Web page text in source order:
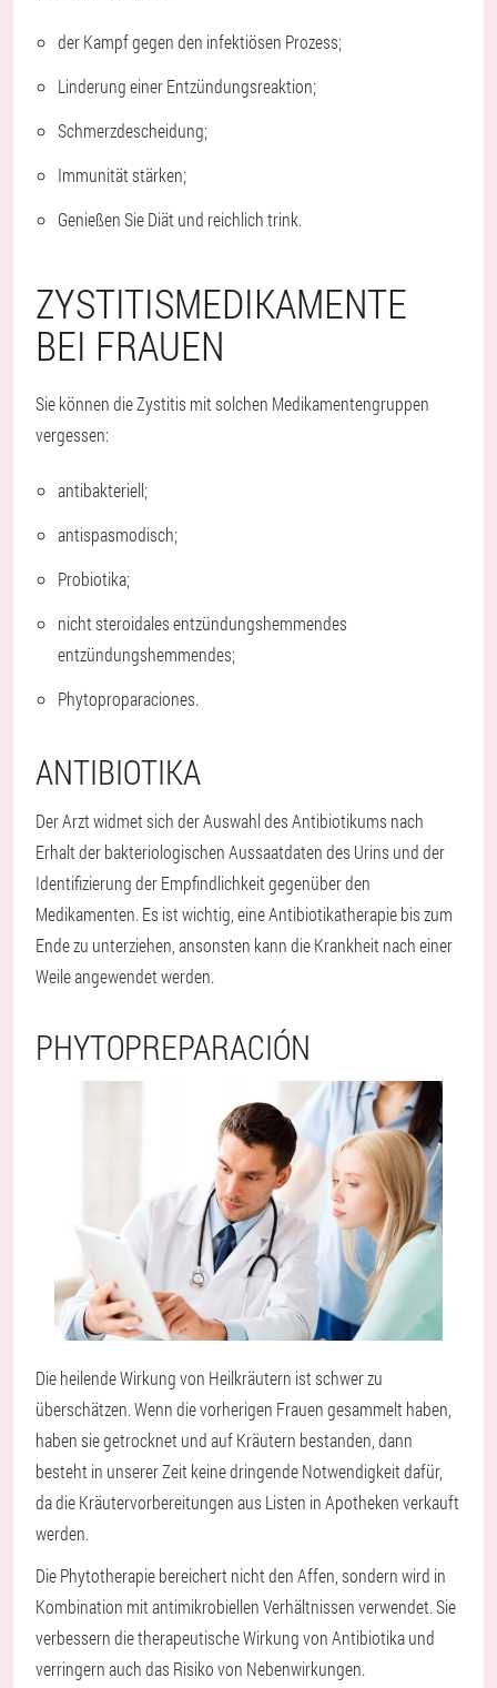
der Kampf gegen den infektiösen Prozess;
Linderung einer Entzündungsreaktion;
Schmerzdescheidung;
Immunität stärken;
Genießen Sie Diät und reichlich trink.
ZYSTITISMEDIKAMENTE
BEI FRAUEN
Sie können die Zystitis mit solchen Medikamentengruppen
vergessen:
antibakteriell;
antispasmodisch;
Probiotika;
nicht steroidales entzündungshemmendes
entzündungshemmendes;
Phytoproparaciones.
ANTIBIOTIKA
Der Arzt widmet sich der Auswahl des Antibiotikums nach
Erhalt der bakteriologischen Aussaatdaten des Urins und der
Identifizierung der Empfindlichkeit gegenüber den
Medikamenten. Es ist wichtig, eine Antibiotikatherapie bis zum
Ende zu unterziehen, ansonsten kann die Krankheit nach einer
Weile angewendet werden.
PHYTOPREPARACIÓN
Die heilende Wirkung von Heilkräutern ist schwer zu
überschätzen. Wenn die vorherigen Frauen gesammelt haben,
haben sie getrocknet und auf Kräutern bestanden, dann
besteht in unserer Zeit keine dringende Notwendigkeit dafür,
da die Kräutervorbereitungen aus Listen in Apotheken verkauft
werden.
Die Phytotherapie bereichert nicht den Affen, sondern wird in
Kombination mit antimikrobiellen Verhältnissen verwendet. Sie
verbessern die therapeutische Wirkung von Antibiotika und
verringern auch das Risiko von Nebenwirkungen.